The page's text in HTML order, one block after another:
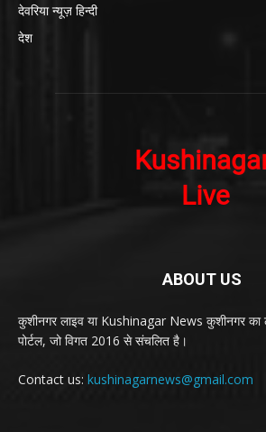
देवरिया न्यूज़ हिन्दी
देश
ABOUT US
कुशीनगर लाइव या Kushinagar News कुशीनगर का
पोर्टल, जो विगत 2016 से संचलित है।
Contact us: kushinagarnews@gmail.com